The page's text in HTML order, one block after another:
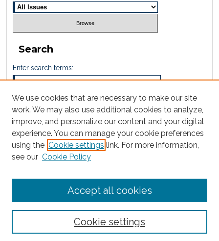
Search
Enter search terms:
Select context to search:
Advanced Search
We use cookies that are necessary to make our site
work. We may also use additional cookies to analyze,
improve, and personalize our content and your digital
experience. You can manage your cookie preferences
using the Cookie settings link. For more information,
see our Cookie Policy
Cookie settings
Accept all cookies